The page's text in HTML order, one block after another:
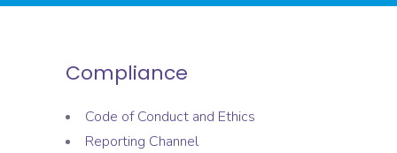
Compliance
Code of Conduct and Ethics
Reporting Channel